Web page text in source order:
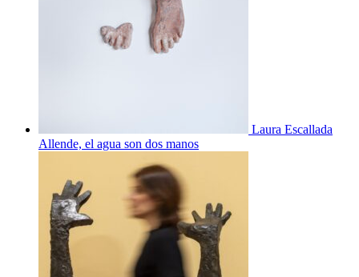
Laura Escallada
Allende, el agua son dos manos